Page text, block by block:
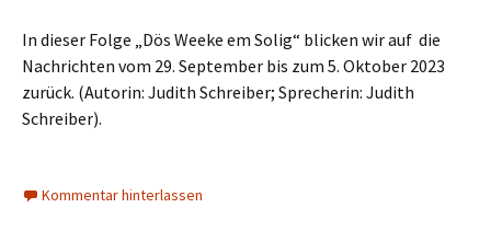
In dieser Folge „Dös Weeke em Solig“ blicken wir auf die
Nachrichten vom 29. September bis zum 5. Oktober 2023
zurück. (Autorin: Judith Schreiber; Sprecherin: Judith
Schreiber).
Kommentar hinterlassen